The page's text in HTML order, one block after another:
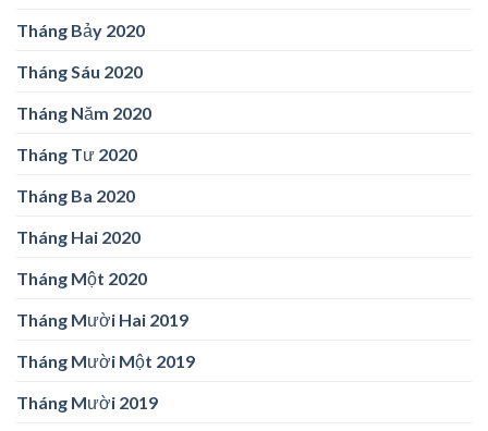
Tháng Bảy 2020
Tháng Sáu 2020
Tháng Năm 2020
Tháng Tư 2020
Tháng Ba 2020
Tháng Hai 2020
Tháng Một 2020
Tháng Mười Hai 2019
Tháng Mười Một 2019
Tháng Mười 2019